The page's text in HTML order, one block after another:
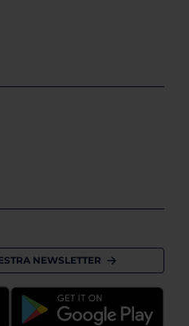
NEWSLETTER